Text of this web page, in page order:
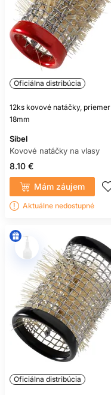
Oficiálna distribúcia
12ks kovové natáčky, priemer
18mm
Sibel
Kovové natáčky na vlasy
8.10 €
Mám záujem
Aktuálne nedostupné
Oficiálna distribúcia